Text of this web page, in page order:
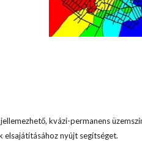
kvázi-permanens
elsajátításához nyújt segítséget.